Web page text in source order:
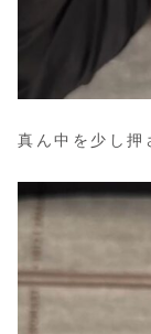
真ん中を少し押